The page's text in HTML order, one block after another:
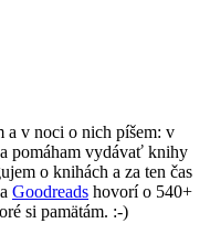
a v noci o nich píšem: v
a pomáham vydávať knihy
o knihách a za ten čas
Goodreads hovorí o 540+
si pamätám. :-)